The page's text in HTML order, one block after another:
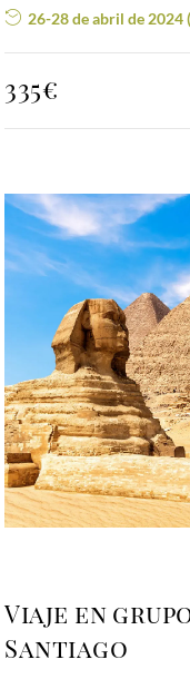
26-28 de abril de 2024
335€
Viaje en
Santiago